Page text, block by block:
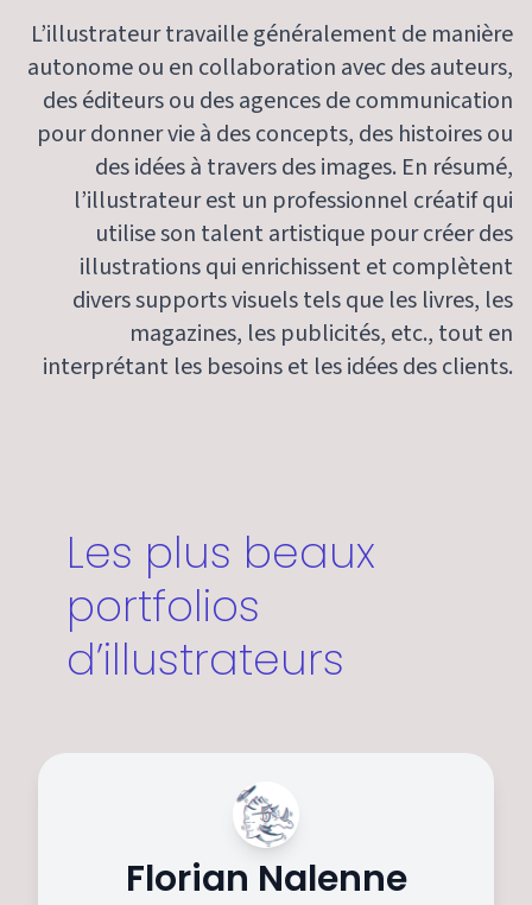
L’illustrateur travaille généralement de manière
autonome ou en collaboration avec des auteurs,
des éditeurs ou des agences de communication
pour donner vie à des concepts, des histoires ou
des idées à travers des images. En résumé,
l’illustrateur est un professionnel créatif qui
utilise son talent artistique pour créer des
illustrations qui enrichissent et complètent
divers supports visuels tels que les livres, les
magazines, les publicités, etc., tout en
interprétant les besoins et les idées des clients.
Les plus beaux
portfolios
d’illustrateurs
Florian Nalenne